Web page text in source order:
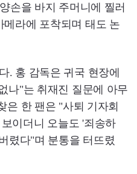
손을 바지 주머니에 찔러
메라에 포착되며 태도 논
. 홍 감독은 귀국 현장에
나"는 취재진 질문에 아무
은 한 팬은 "사퇴 기자회
이더니 오늘도 '죄송하
렸다"며 분통을 터뜨렸